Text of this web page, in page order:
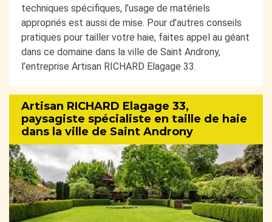
techniques spécifiques, l’usage de matériels
appropriés est aussi de mise. Pour d’autres conseils
pratiques pour tailler votre haie, faites appel au géant
dans ce domaine dans la ville de Saint Androny,
l’entreprise Artisan RICHARD Elagage 33.
Artisan RICHARD Elagage 33,
paysagiste spécialiste en taille de haie
dans la ville de Saint Androny